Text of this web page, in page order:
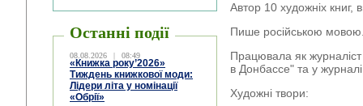
Останні події
08.08.2026 | 08:49
«Книжка року’2026»
Тиждень книжкової моди:
Лідери літа у номінації
«Обрії»
Автор 10 художніх книг,
Пише російською
Працювала як
в Донбассе" та у
Художні твори: